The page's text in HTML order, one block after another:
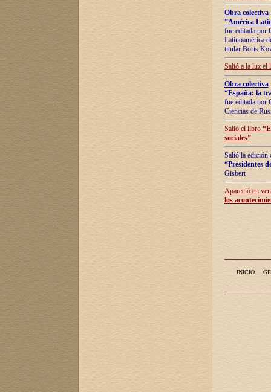
Obra colectiva
”América
fue editada por
Latinoamérica
titular Boris
Salió a la luz el
Obra colectiva
“España: la
fue editada por
Ciencias de
Salió el libro “
sociales”
Salió la edición
“Presidentes
Gisbert
Apareció en
los
INICIO